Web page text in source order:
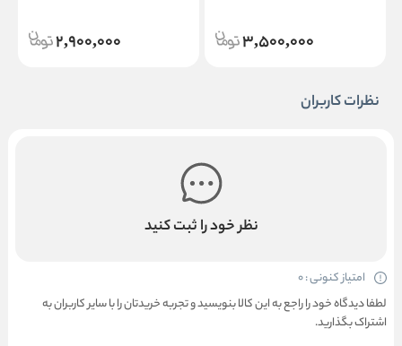
3,500,000
2,900,000
نظرات کاربران
نظر خود را ثبت کنید
امتیاز کنونی : 0
لطفا دیدگاه خود را راجع به این کالا بنویسید و تجربه خریدتان را با سایر کاربران به
اشتراک بگذارید.